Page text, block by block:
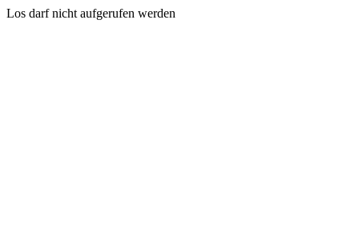
Los darf nicht aufgerufen werden